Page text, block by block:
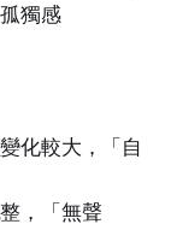
獨感
化較大，「自
，「無聲